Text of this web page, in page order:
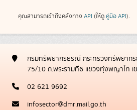
คุณสามารถเข้าถึงคลังทาง API (ให้ดู คู่มือ API).
กรมทรัพยากรธรณี กระทรวงทรัพยากร
75/10 ถ.พระรามที่6 แขวงทุ่งพญาไท เ
02 621 9692
infosector@dmr.mail.go.th